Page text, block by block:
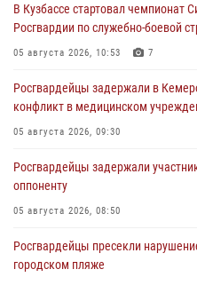
В Кузбассе стартовал чемпионат
Росгвардии по служебно-боевой
05 августа 2026, 10:53 7
Росгвардейцы задержали в
конфликт в медицинском
05 августа 2026, 09:30
Росгвардейцы задержали
оппоненту
05 августа 2026, 08:50
Росгвардейцы пресекли
городском пляже